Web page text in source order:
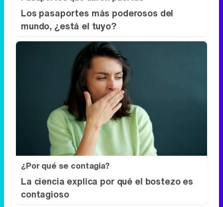
Los pasaportes más poderosos del
mundo, ¿está el tuyo?
¿Por qué se contagia?
La ciencia explica por qué el bostezo es
contagioso